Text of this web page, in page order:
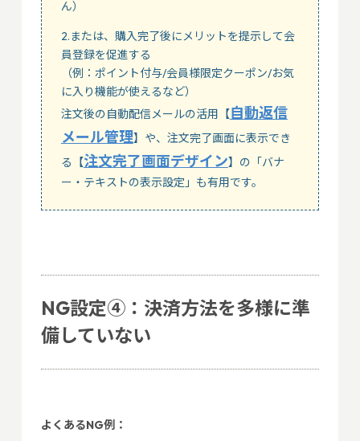
ん）
2.または、購入完了後にメリットを提示して会
員登録を促進する
（例：ポイント付与/会員様限定クーポン/お気
に入り機能が使えるなど）
注文後の自動配信メールの活用【自動返信
メール管理】や、注文完了画面に表示でき
る【注文完了画面デザイン】の「バナ
ー・テキストの表示設定」も有用です。
NG設定④：決済方法を多様に準
備していない
よくあるNG例：